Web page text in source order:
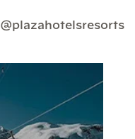
@plazahotelsresorts